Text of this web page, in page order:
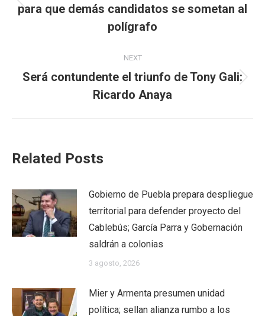
Previous
post:
para que demás candidatos se sometan al
polígrafo
NEXT
Next
post:
Será contundente el triunfo de Tony Gali:
Ricardo Anaya
Related Posts
Gobierno de Puebla prepara despliegue
territorial para defender proyecto del
Cablebús; García Parra y Gobernación
saldrán a colonias
3 agosto, 2026
Mier y Armenta presumen unidad
política; sellan alianza rumbo a los